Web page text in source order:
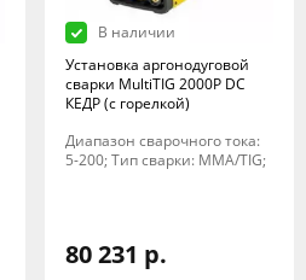
В наличии
Установка аргонодуговой
сварки MultiTIG 2000P DC
КЕДР (с горелкой)
Диапазон сварочного тока:
5-200; Тип сварки: MMA/TIG;
80 231 р.